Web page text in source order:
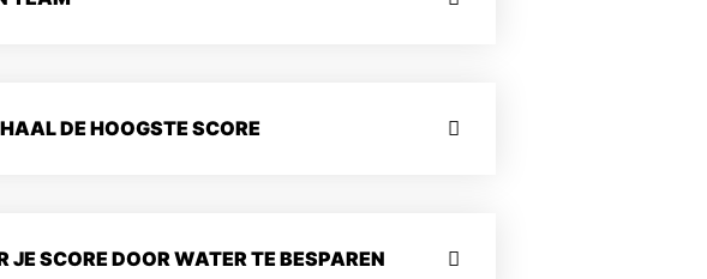
DE HOOGSTE SCORE
JE SCORE DOOR WATER TE BESPAREN